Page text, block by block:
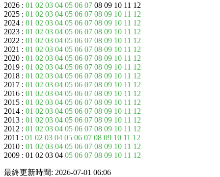
2026 : 01 02 03 04 05 06 07 08 09 10 11 12
2025 : 01 02 03 04 05 06 07 08 09 10 11 12
2024 : 01 02 03 04 05 06 07 08 09 10 11 12
2023 : 01 02 03 04 05 06 07 08 09 10 11 12
2022 : 01 02 03 04 05 06 07 08 09 10 11 12
2021 : 01 02 03 04 05 06 07 08 09 10 11 12
2020 : 01 02 03 04 05 06 07 08 09 10 11 12
2019 : 01 02 03 04 05 06 07 08 09 10 11 12
2018 : 01 02 03 04 05 06 07 08 09 10 11 12
2017 : 01 02 03 04 05 06 07 08 09 10 11 12
2016 : 01 02 03 04 05 06 07 08 09 10 11 12
2015 : 01 02 03 04 05 06 07 08 09 10 11 12
2014 : 01 02 03 04 05 06 07 08 09 10 11 12
2013 : 01 02 03 04 05 06 07 08 09 10 11 12
2012 : 01 02 03 04 05 06 07 08 09 10 11 12
2011 : 01 02 03 04 05 06 07 08 09 10 11 12
2010 : 01 02 03 04 05 06 07 08 09 10 11 12
2009 : 01 02 03 04 05 06 07 08 09 10 11 12
最終更新時間: 2026-07-01 06:06